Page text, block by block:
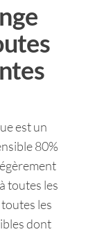
est un
80%
toutes les
toutes les
dont